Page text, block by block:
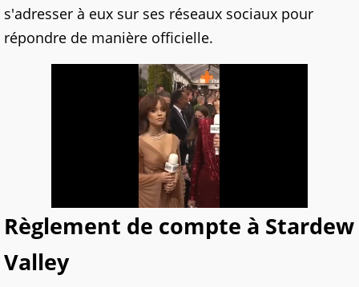
s'adresser à eux sur ses réseaux sociaux pour
répondre de manière officielle.
Règlement de compte à Stardew
Valley